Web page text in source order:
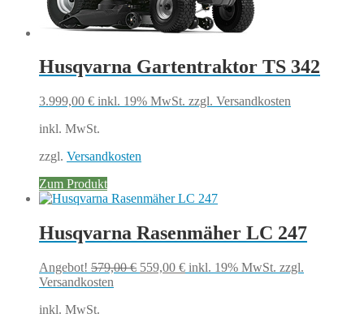
Husqvarna Gartentraktor TS 342
3.999,00 € inkl. 19% MwSt. zzgl. Versandkosten
inkl. MwSt.
zzgl. Versandkosten
Zum Produkt
Husqvarna Rasenmäher LC 247
Angebot! 579,00€ Ursprünglicher
559,00 €Aktueller
inkl. 19% MwSt. zzgl.
Versandkosten
inkl. MwSt.